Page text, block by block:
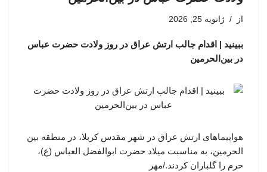
از ژانویه 25, 2026
ببینید | اقدام جالب ارتش عراق در روز ولادت حضرت عباس
در بین‌الحرمین
هواپیماهای ارتش عراق در شهر مقدس کربلا، در منطقه بین
الحرمین، به مناسبت میلاد حضرت ابوالفضل العباس (ع)،
حرم را گلباران کردند./مهر